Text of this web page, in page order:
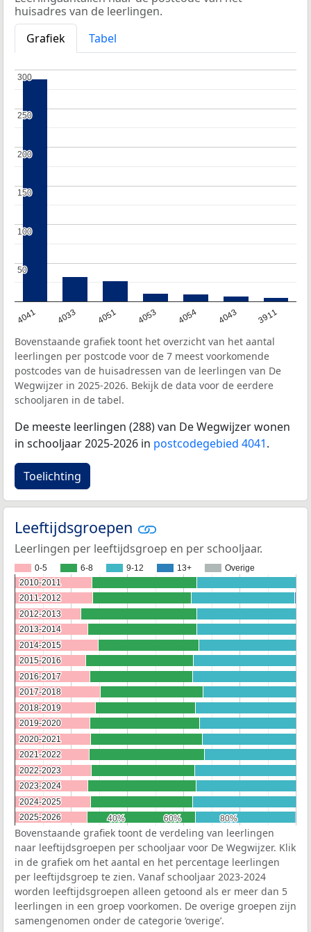
huisadres van de leerlingen.
Grafiek
Tabel
4041 4033 4051 4053 4054 4043 3911
50
50
100
100
150
150
200
200
250
250
300
300
Bovenstaande grafiek toont het overzicht van het aantal
leerlingen per postcode voor de 7 meest voorkomende
postcodes van de huisadressen van de leerlingen van De
Wegwijzer in 2025-2026. Bekijk de data voor de eerdere
schooljaren in de tabel.
De meeste leerlingen (288) van De Wegwijzer wonen
in schooljaar 2025-2026 in postcodegebied 4041.
Toelichting
Leeftijdsgroepen
Leerlingen per leeftijdsgroep en per schooljaar.
0-5 6-8 9-12 13+ Overige
40%
40% 60%
60% 80%
80%
2010-2011
2010-2011
2011-2012
2011-2012
2012-2013
2012-2013
2013-2014
2013-2014
2014-2015
2014-2015
2015-2016
2015-2016
2016-2017
2016-2017
2017-2018
2017-2018
2018-2019
2018-2019
2019-2020
2019-2020
2020-2021
2020-2021
2021-2022
2021-2022
2022-2023
2022-2023
2023-2024
2023-2024
2024-2025
2024-2025
2025-2026
2025-2026
Bovenstaande grafiek toont de verdeling van leerlingen
naar leeftijdsgroepen per schooljaar voor De Wegwijzer. Klik
in de grafiek om het aantal en het percentage leerlingen
per leeftijdsgroep te zien. Vanaf schooljaar 2023-2024
worden leeftijdsgroepen alleen getoond als er meer dan 5
leerlingen in een groep voorkomen. De overige groepen zijn
samengenomen onder de categorie ‘overige’.